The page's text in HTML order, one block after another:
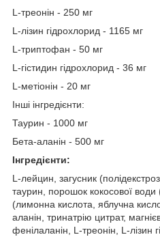
L-треонін - 250 мг
L-лізин гідрохлорид - 1165 мг
L-триптофан - 50 мг
L-гістидин гідрохлорид - 36 мг
L-метіонін - 20 мг
Інші інгредієнти:
Таурин - 1000 мг
Бета-аланін - 500 мг
Інгредієнти:
L-лейцин, загусник
таурин, порошок кокосової
(лимонна кислота, яблучна
аланін, тринатрію цитрат,
фенілаланін, L-треонін, L-лізин